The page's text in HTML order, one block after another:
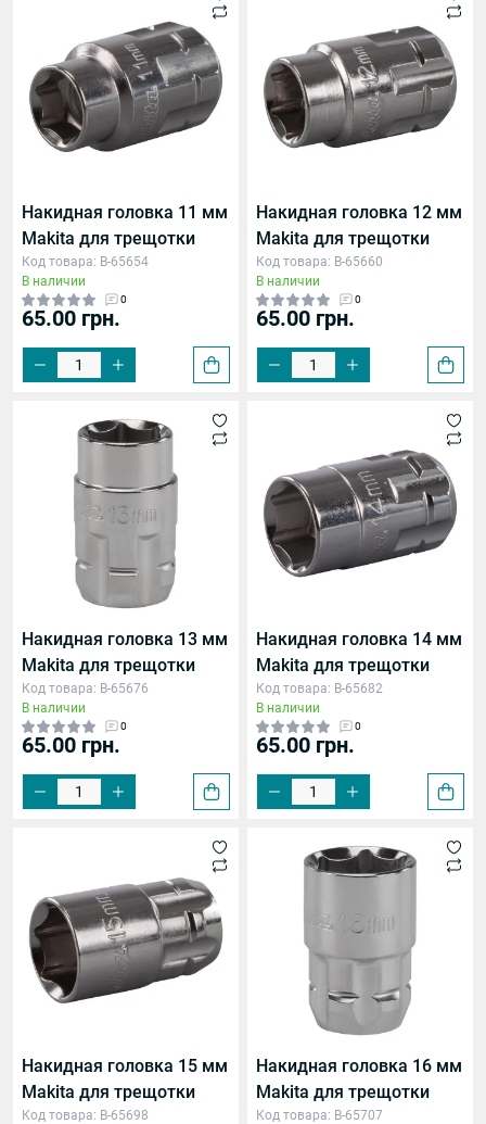
Накидная головка 11 мм
Makita для трещотки
Код товара: B-65654
В наличии
0
65.00 грн.
Накидная головка 12 мм
Makita для трещотки
Код товара: B-65660
В наличии
0
65.00 грн.
Накидная головка 13 мм
Makita для трещотки
Код товара: B-65676
В наличии
0
65.00 грн.
Накидная головка 14 мм
Makita для трещотки
Код товара: B-65682
В наличии
0
65.00 грн.
Накидная головка 15 мм
Makita для трещотки
Код товара: B-65698
Накидная головка 16 мм
Makita для трещотки
Код товара: B-65707